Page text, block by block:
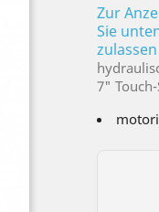
Zur
Sie
zulassen
7"